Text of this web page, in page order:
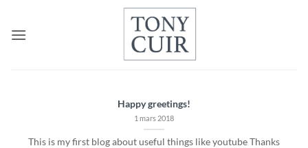
contenu
Happy greetings!
1 mars 2018
This is my first blog about useful things like youtube Thanks